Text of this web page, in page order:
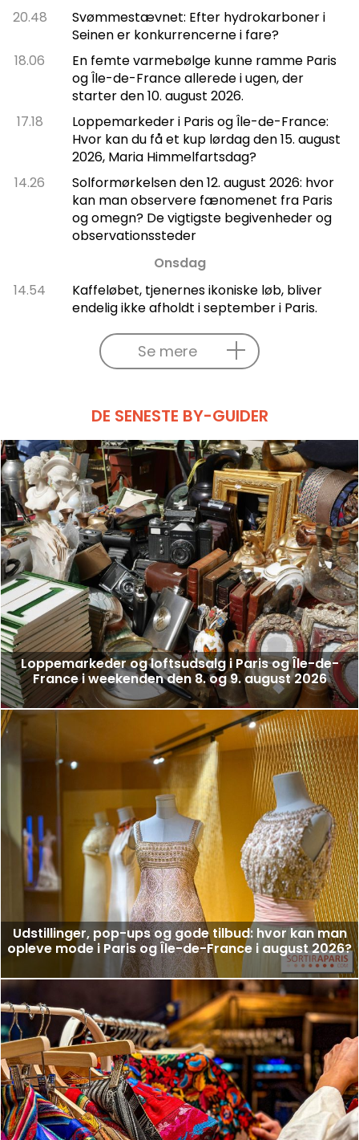
20.48
Svømmestævnet: Efter hydrokarboner i
Seinen er konkurrencerne i fare?
18.06
En femte varmebølge kunne ramme Paris
og Île-de-France allerede i ugen, der
starter den 10. august 2026.
17.18
Loppemarkeder i Paris og Île-de-France:
Hvor kan du få et kup lørdag den 15. august
2026, Maria Himmelfartsdag?
14.26
Solformørkelsen den 12. august 2026: hvor
kan man observere fænomenet fra Paris
og omegn? De vigtigste begivenheder og
observationssteder
Onsdag
14.54
Kaffeløbet, tjenernes ikoniske løb, bliver
endelig ikke afholdt i september i Paris.
Se mere
DE SENESTE BY-GUIDER
Loppemarkeder og loftsudsalg i Paris og Île-de-
France i weekenden den 8. og 9. august 2026
Udstillinger, pop-ups og gode tilbud: hvor kan man
opleve mode i Paris og Île-de-France i august 2026?